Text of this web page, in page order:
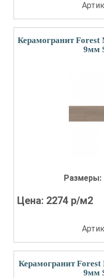
Керамогранит Forest
9мм
Размеры:
Цена: 2274 р/м2
Керамогранит
9мм